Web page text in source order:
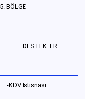
5. BÖLGE
DESTEKLER
-KDV İstisnası